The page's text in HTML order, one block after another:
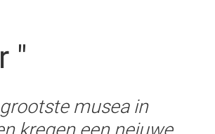
"
musea in